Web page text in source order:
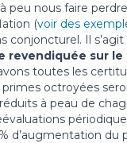
à peu nous faire
(voir des
conjoncturel. Il s’agit
revendiquée sur le
toutes les
octroyées
à peau de
d’augmentation du